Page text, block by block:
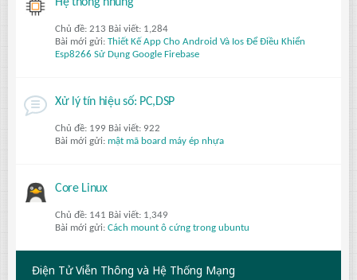
Chủ đề: 213 Bài viết: 1,284
Bài mới gửi: Thiết Kế App Cho Android Và Ios Để Điều Khiển
Esp8266 Sử Dụng Google Firebase
Xử lý tín hiệu số: PC,DSP
Chủ đề: 199 Bài viết: 922
Bài mới gửi: mật mã board máy ép nhựa
Core Linux
Chủ đề: 141 Bài viết: 1,349
Bài mới gửi: Cách mount ô cứng trong ubuntu
Điện Tử Viễn Thông và Hệ Thống Mạng